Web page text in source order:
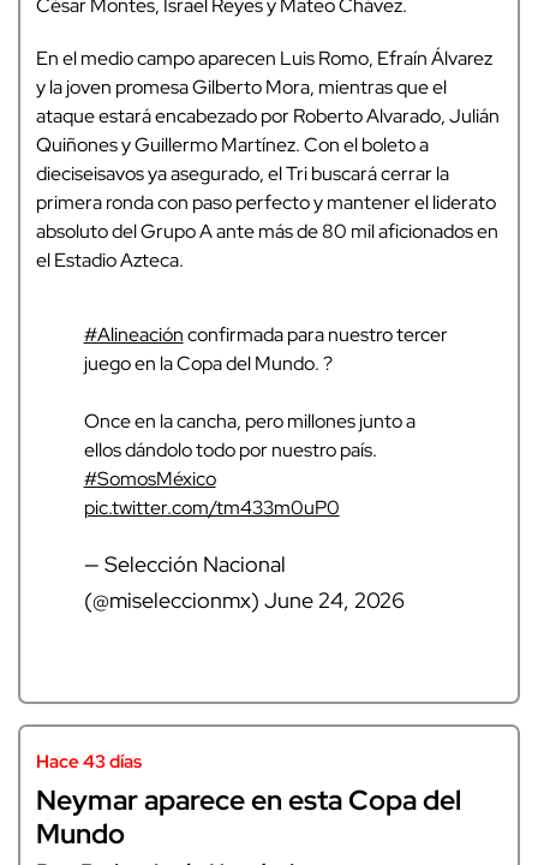
César Montes, Israel Reyes y Mateo Chávez.
En el medio campo aparecen Luis Romo, Efraín Álvarez
y la joven promesa Gilberto Mora, mientras que el
ataque estará encabezado por Roberto Alvarado, Julián
Quiñones y Guillermo Martínez. Con el boleto a
dieciseisavos ya asegurado, el Tri buscará cerrar la
primera ronda con paso perfecto y mantener el liderato
absoluto del Grupo A ante más de 80 mil aficionados en
el Estadio Azteca.
#Alineaciónconfirmada para nuestro tercer
juego en la Copa del Mundo. ?
Once en la cancha, pero millones junto a
ellos dándolo todo por nuestro país.
#SomosMéxico
pic.twitter.com/tm433m0uP0
— Selección Nacional
(@miseleccionmx) June 24, 2026
Hace 43 días
Neymar aparece en esta Copa del
Mundo